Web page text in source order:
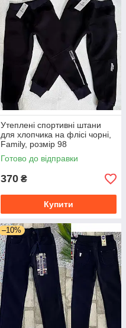
Утеплені спортивні штани
для хлопчика на флісі чорні,
Family, розмір 98
Готово до відправки
370 ₴
Купити
–10%